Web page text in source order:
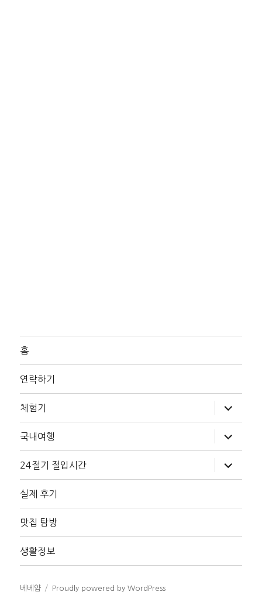
홈
연락하기
체험기
위
메
확
장
국내여행
위
메
확
장
24절기 절입시간
위
메
장
실제 후기
맛집 탐방
생활정보
베베얌 Proudly powered by WordPress